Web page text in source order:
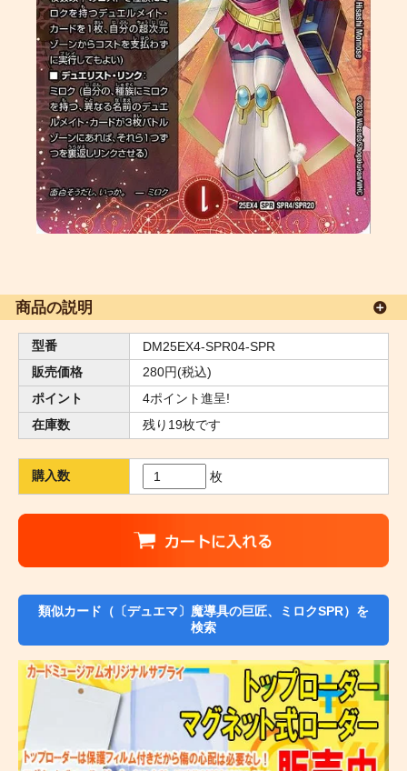
商品の説明
型番
DM25EX4-SPR04-SPR
販売価格
280円(税込)
ポイント
4ポイント進呈!
在庫数
残り19枚です
購入数 枚
類似カード（〔デュエマ〕魔導具の巨匠、ミロクSPR）を
検索